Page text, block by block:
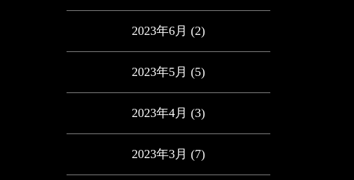
2023年6月 (2)
2023年5月 (5)
2023年4月 (3)
2023年3月 (7)